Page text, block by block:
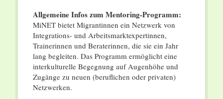
Allgemeine Infos zum Mentoring-Programm:
MiNET bietet Migrantinnen ein Netzwerk von
Integrations- und Arbeitsmarktexpertinnen,
Trainerinnen und Beraterinnen, die sie ein Jahr
lang begleiten. Das Programm ermöglicht eine
interkulturelle Begegnung auf Augenhöhe und
Zugänge zu neuen (beruflichen oder privaten)
Netzwerken.